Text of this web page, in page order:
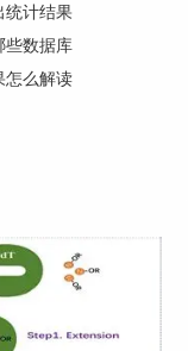
的NGS分析
）具有较
模板长度，推
接作为测序引
免因反向互补
统计结果
些数据库
怎么解读